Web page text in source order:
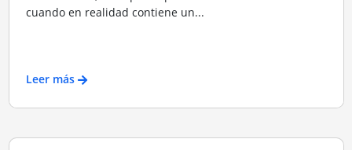
cuando en realidad contiene un...
Leer más